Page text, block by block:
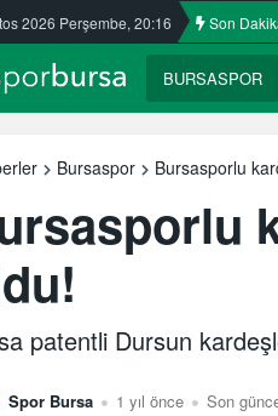
2026 Perşembe, 20:16 Son
ilgi büyük ULUDAĞ
BURSASPOR
Bursaspor Bursasporlu
patentli Dursun
Spor Bursa 1 yıl önce Son